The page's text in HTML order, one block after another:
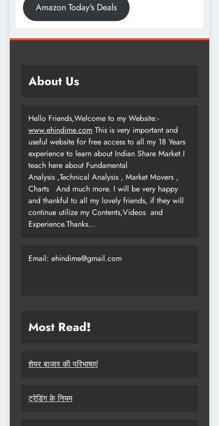
Amazon Today's Deals
About Us
Hello Friends,Welcome to my Website:-
www.ehindime.com This is very important and
useful website for free access to all my 18 Years
experience to learn about Indian Share Market.I
teach here about Fundamental
Analysis ,Technical Analysis , Market Movers ,
Charts
And much more. I will be very happy
and thankful to all my lovely friends, if they will
continue utilize my Contents,Videos and
Experience.Thanks…
Email: ehindime@gmail.com
Most Read!
शेयर बाजार की परिभाषाएं
ट्रेडिंग के नियम